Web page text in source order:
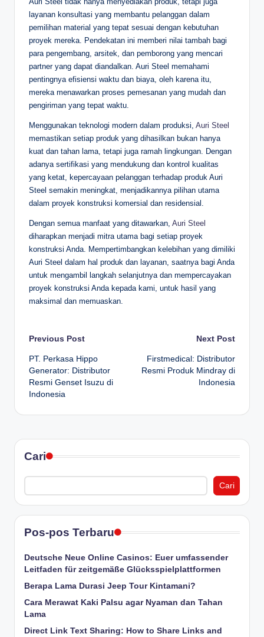
layanan konsultasi yang membantu pelanggan dalam
pemilihan material yang tepat sesuai dengan kebutuhan
proyek mereka. Pendekatan ini memberi nilai tambah bagi
para pengembang, arsitek, dan pemborong yang mencari
partner yang dapat diandalkan. Auri Steel memahami
pentingnya efisiensi waktu dan biaya, oleh karena itu,
mereka menawarkan proses pemesanan yang mudah dan
pengiriman yang tepat waktu.
Menggunakan teknologi modern dalam produksi, Auri Steel
memastikan setiap produk yang dihasilkan bukan hanya
kuat dan tahan lama, tetapi juga ramah lingkungan. Dengan
adanya sertifikasi yang mendukung dan kontrol kualitas
yang ketat, kepercayaan pelanggan terhadap produk Auri
Steel semakin meningkat, menjadikannya pilihan utama
dalam proyek konstruksi komersial dan residensial.
Dengan semua manfaat yang ditawarkan, Auri Steel
diharapkan menjadi mitra utama bagi setiap proyek
konstruksi Anda. Mempertimbangkan kelebihan yang dimiliki
Auri Steel dalam hal produk dan layanan, saatnya bagi Anda
untuk mengambil langkah selanjutnya dan mempercayakan
proyek konstruksi Anda kepada kami, untuk hasil yang
maksimal dan memuaskan.
Post
navigation
Previous Post
PT. Perkasa Hippo
Generator: Distributor
Resmi Genset Isuzu di
Indonesia
Next Post
Firstmedical: Distributor
Resmi Produk Mindray di
Indonesia
Cari
Cari
Pos-pos Terbaru
Deutsche Neue Online Casinos: Euer umfassender
Leitfaden für zeitgemäße Glücksspielplattformen
Berapa Lama Durasi Jeep Tour Kintamani?
Cara Merawat Kaki Palsu agar Nyaman dan Tahan
Lama
Direct Link Text Sharing: How to Share Links and